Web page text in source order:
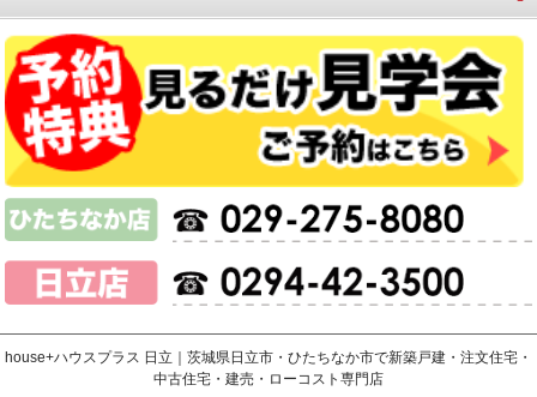
house+ハウスプラス 日立｜茨城県日立市・ひたちなか市で新築戸建・注文住宅・
中古住宅・建売・ローコスト専門店